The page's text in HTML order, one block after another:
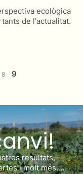
ecològica
de l'actualitat.
8 9
resultats,
i molt més….